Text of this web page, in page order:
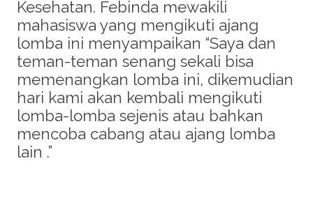
Kesehatan. Febinda mewakili
mahasiswa yang mengikuti ajang
lomba ini menyampaikan “Saya dan
teman-teman senang sekali bisa
memenangkan lomba ini, dikemudian
hari kami akan kembali mengikuti
lomba-lomba sejenis atau bahkan
mencoba cabang atau ajang lomba
lain .”